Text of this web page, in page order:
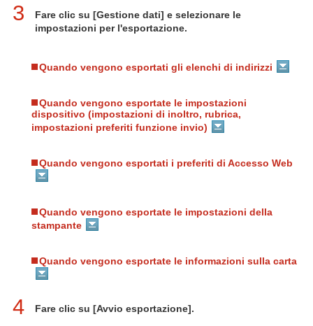
3
Fare clic su [Gestione dati] e selezionare le
impostazioni per l'esportazione.
Quando vengono esportati gli elenchi di indirizzi
Quando vengono esportate le impostazioni
dispositivo (impostazioni di inoltro, rubrica,
impostazioni preferiti funzione invio)
Quando vengono esportati i preferiti di Accesso Web
Quando vengono esportate le impostazioni della
stampante
Quando vengono esportate le informazioni sulla carta
4 Fare clic su [Avvio esportazione].